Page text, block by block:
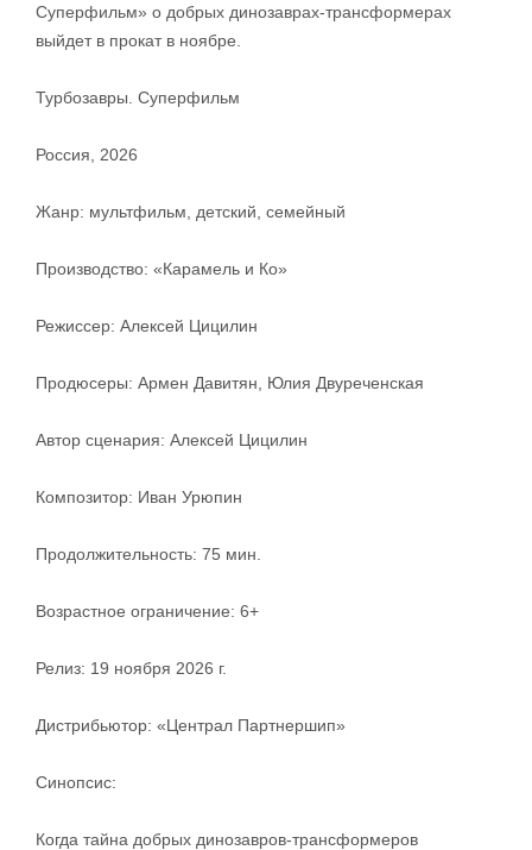
Суперфильм» о добрых динозаврах-трансформерах
выйдет в прокат в ноябре.
Турбозавры. Суперфильм
Россия, 2026
Жанр: мультфильм, детский, семейный
Производство: «Карамель и Ко»
Режиссер: Алексей Цицилин
Продюсеры: Армен Давитян, Юлия Двуреченская
Автор сценария: Алексей Цицилин
Композитор: Иван Урюпин
Продолжительность: 75 мин.
Возрастное ограничение: 6+
Релиз: 19 ноября 2026 г.
Дистрибьютор: «Централ Партнершип»
Синопсис:
Когда тайна добрых динозавров-трансформеров